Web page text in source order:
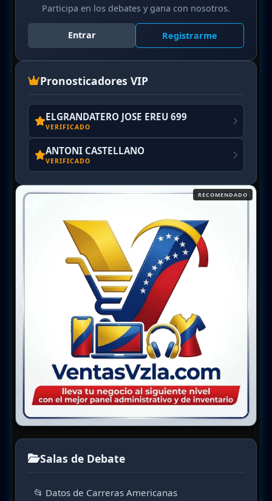
Participa en los debates y gana con nosotros.
Entrar Registrarme
Pronosticadores VIP
ELGRANDATERO JOSE EREU 699
VERIFICADO
ANTONI CASTELLANO
VERIFICADO
RECOMENDADO
Salas de Debate
📂 Datos de Carreras Americanas